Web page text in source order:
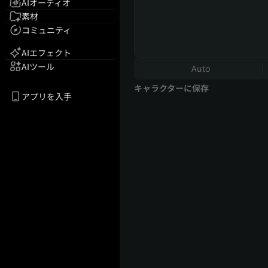
AIオーディオ
素材
コミュニティ
AIエフェクト
AIツール
アプリを入手
Auto
キャラクターに保存